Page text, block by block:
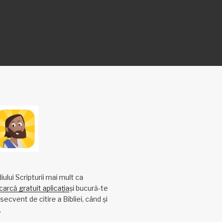
Scripturii mai mult ca
gratuit aplicațiași bucură-te
de citire a Bibliei, când și